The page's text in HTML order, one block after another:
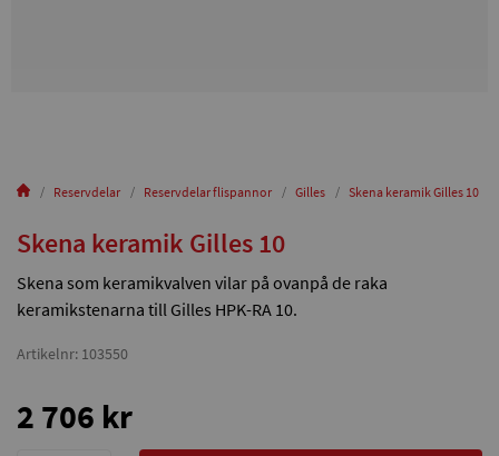
Reservdelar Reservdelar flispannor Gilles Skena keramik Gilles 10
Skena keramik Gilles 10
Skena som keramikvalven vilar på ovanpå de raka
keramikstenarna till Gilles HPK-RA 10.
Artikelnr: 103550
2 706 kr